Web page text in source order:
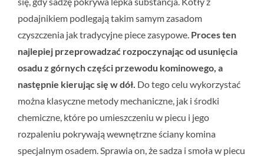
podajnikiem podlegają takim samym zasadom
czyszczenia jak tradycyjne piece zasypowe. Proces ten
najlepiej przeprowadzać rozpoczynając od usunięcia
osadu z górnych części przewodu kominowego, a
następnie kierując się w dół. Do tego celu wykorzystać
można klasyczne metody mechaniczne, jak i środki
chemiczne, które po umieszczeniu w piecu i jego
rozpaleniu pokrywają wewnętrzne ściany komina
specjalnym osadem. Sprawia on, że sadza i smoła w piecu